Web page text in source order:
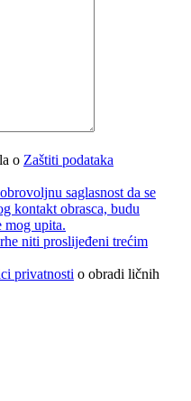
o Zaštiti podataka
saglasnost da se
kontakt obrasca, budu
mog upita.
niti proslijeđeni trećim
privatnosti o obradi ličnih